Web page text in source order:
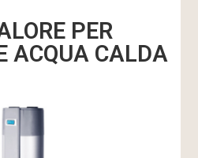
PER
ACQUA CALDA